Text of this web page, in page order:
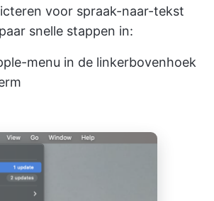
voor spraak-naar-tekst
snelle stappen in:
menu in de linkerbovenhoek